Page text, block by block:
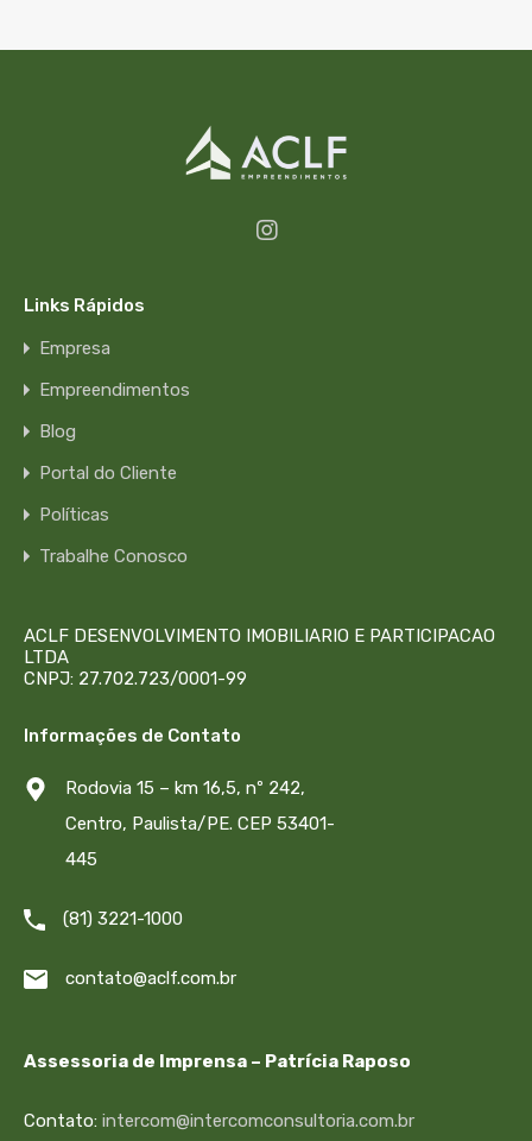
Links Rápidos
Empresa
Empreendimentos
Blog
Portal do Cliente
Políticas
Trabalhe Conosco
ACLF DESENVOLVIMENTO IMOBILIARIO E PARTICIPACAO
LTDA
CNPJ: 27.702.723/0001-99
Informações de Contato
Rodovia 15 – km 16,5, nº 242,
Centro, Paulista/PE. CEP 53401-
445
(81) 3221-1000
contato@aclf.com.br
Assessoria de Imprensa – Patrícia Raposo
Contato: intercom@intercomconsultoria.com.br